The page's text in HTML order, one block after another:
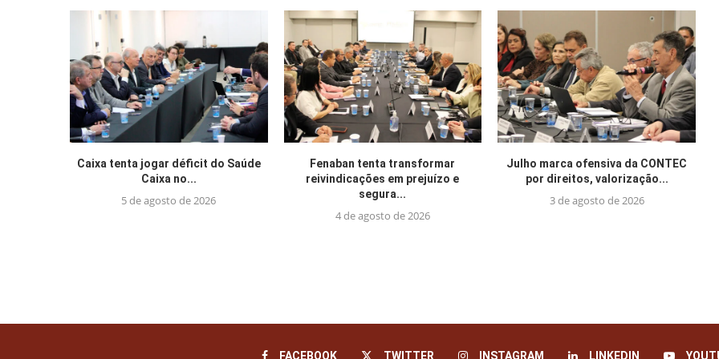
Caixa tenta jogar déficit do Saúde
Caixa no...
5 de agosto de 2026
Fenaban tenta transformar
reivindicações em prejuízo e
segura...
4 de agosto de 2026
Julho marca ofensiva da CONTEC
por direitos, valorização...
3 de agosto de 2026
FACEBOOK TWITTER INSTAGRAM LINKEDIN